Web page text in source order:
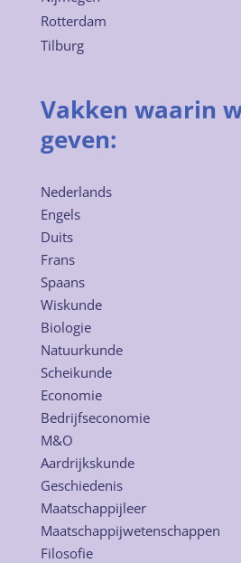
Rotterdam
Tilburg
Vakken waarin
geven:
Nederlands
Engels
Duits
Frans
Spaans
Wiskunde
Biologie
Natuurkunde
Scheikunde
Economie
Bedrijfseconomie
M&O
Aardrijkskunde
Geschiedenis
Maatschappijleer
Maatschappijwetenschappen
Filosofie